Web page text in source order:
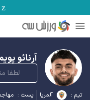
آرنائو
لطفا
تیم : آلمریا پست :